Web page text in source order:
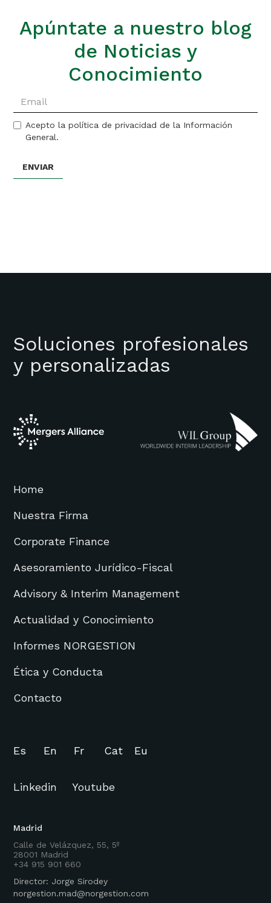
Apúntate a nuestro blog
de Noticias y
Conocimiento
Acepto la política de privacidad de la Información
General.
Soluciones profesionales
y personalizadas
Home
Nuestra Firma
Corporate Finance
Asesoramiento Jurídico-Fiscal
Advisory & Interim Management
Actualidad y Conocimiento
Informes NORGESTION
Ética y Conducta
Contacto
Madrid
Calle de Velázquez, 55, 5º
28001 Madrid
+34 915 901 660
Director: Jorge Sirodey
norgestion.mad@norgestion.com
Es En Fr Cat Eu
Linkedin Youtube